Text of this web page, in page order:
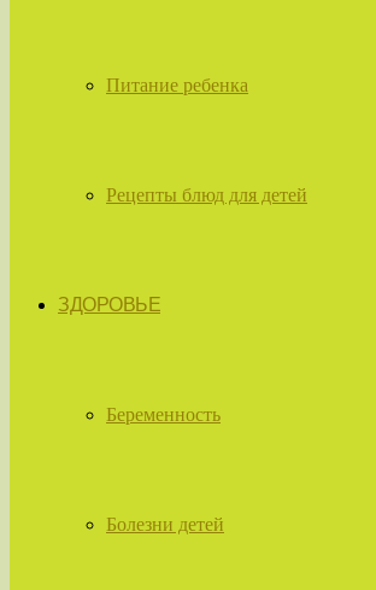
Питание ребенка
Рецепты блюд для детей
ЗДОРОВЬЕ
Беременность
Болезни детей